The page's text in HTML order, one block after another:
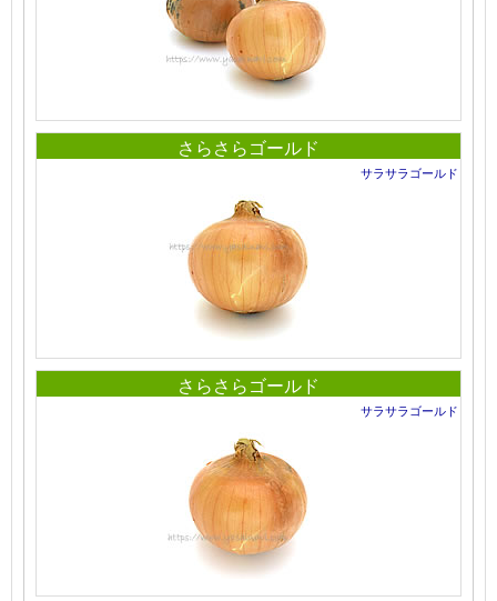
さらさらゴールド
サラサラゴールド
さらさらゴールド
サラサラゴールド